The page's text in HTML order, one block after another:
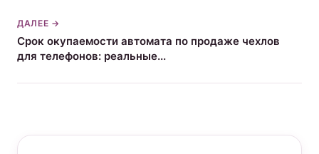
ДАЛЕЕ →
Срок окупаемости автомата по продаже чехлов
для телефонов: реальные...